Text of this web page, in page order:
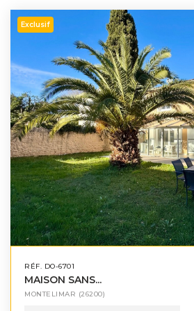
Exclusif
RÉF. DO-6701
MAISON SANS...
MONTELIMAR (26200)